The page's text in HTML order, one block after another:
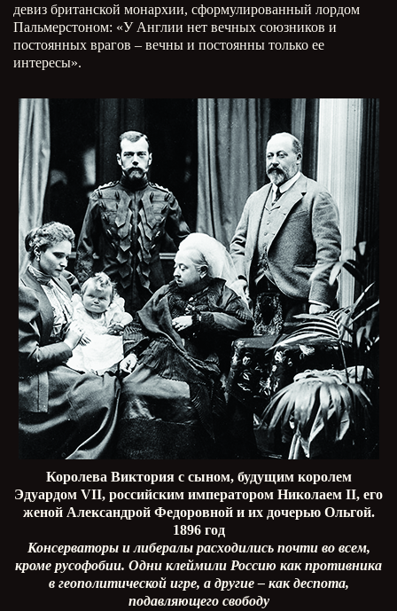
девиз британской монархии, сформулированный лордом
Пальмерстоном: «У Англии нет вечных союзников и
постоянных врагов – вечны и постоянны только ее
интересы».
Королева Виктория с сыном, будущим королем
Эдуардом VII, российским императором Николаем II, его
женой Александрой Федоровной и их дочерью Ольгой.
1896 год
Консерваторы и либералы расходились почти во всем,
кроме русофобии. Одни клеймили Россию как противника
в геополитической игре, а другие – как деспота,
подавляющего свободу